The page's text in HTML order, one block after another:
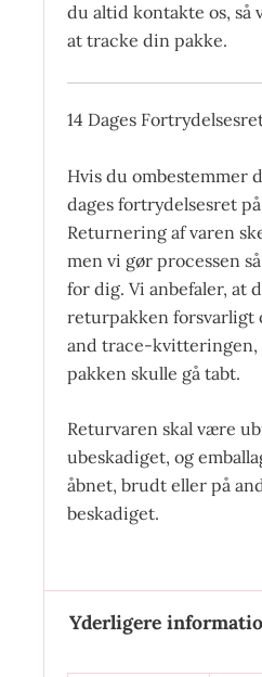
du altid kontakte os, så
at tracke din pakke.
14 Dages
Hvis du ombestemmer
dages fortrydelsesret
Returnering af varen
men vi gør processen
for dig. Vi anbefaler, at
returpakken forsvarligt
and trace-kvitteringen,
pakken skulle gå tabt.
Returvaren skal være
ubeskadiget, og
åbnet, brudt eller på
beskadiget.
Yderligere